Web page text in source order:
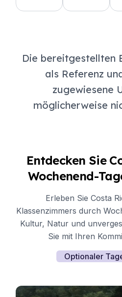
Die bereitgestellten
als Referenz
zugewiesene
möglicherweise
Entdecken Sie
Wochenend-
Erleben Sie Costa
Klassenzimmers durch
Kultur, Natur und
Sie mit Ihren
Optionaler